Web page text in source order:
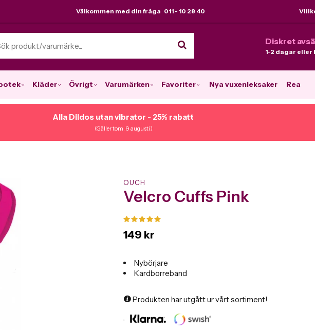
Välkommen med din fråga 011 - 10 28 40
Diskret
1-2 dagar eller
Kläder Övrigt Varumärken Favoriter Nya vuxenleksaker Rea
Alla Dildos utan vibrator - 25% rabatt
(Gäller tom. 9 augusti)
OUCH
Velcro Cuffs Pink
149 kr
Nybörjare
Kardborreband
Produkten har utgått ur vårt sortiment!